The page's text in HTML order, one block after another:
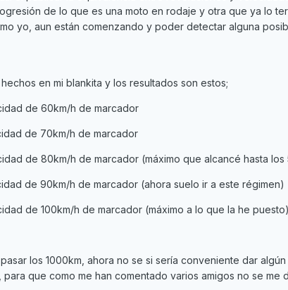
de lo que es una moto en rodaje y otra que ya lo
yo, aun están comenzando y poder detectar alguna
en mi blankita y los resultados son estos;
de 60km/h de marcador
de 70km/h de marcador
de 80km/h de marcador (máximo que alcancé hasta los
de 90km/h de marcador (ahora suelo ir a este régimen)
de 100km/h de marcador (máximo a lo que la he puesto)
los 1000km, ahora no se si sería conveniente dar algún
que como me han comentado varios amigos no se me